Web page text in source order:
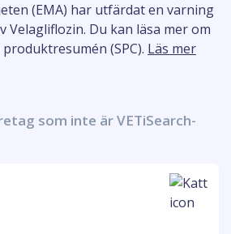
(EMA) har utfärdat en varning
Velagliflozin. Du kan läsa mer om
(SPC). Läs mer
som inte är VETiSearch-